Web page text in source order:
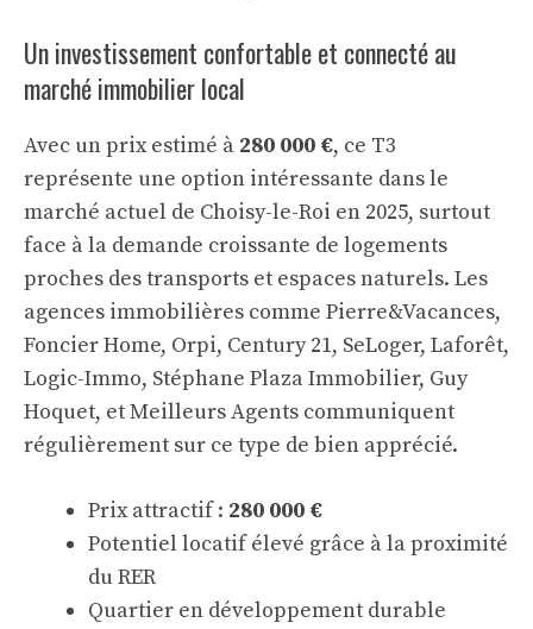
Un investissement confortable et connecté au
marché immobilier local
Avec un prix estimé à 280 000 €, ce T3
représente une option intéressante dans le
marché actuel de Choisy-le-Roi en 2025, surtout
face à la demande croissante de logements
proches des transports et espaces naturels. Les
agences immobilières comme Pierre&Vacances,
Foncier Home, Orpi, Century 21, SeLoger, Laforêt,
Logic-Immo, Stéphane Plaza Immobilier, Guy
Hoquet, et Meilleurs Agents communiquent
régulièrement sur ce type de bien apprécié.
Prix attractif : 280 000 €
Potentiel locatif élevé grâce à la proximité
du RER
Quartier en développement durable